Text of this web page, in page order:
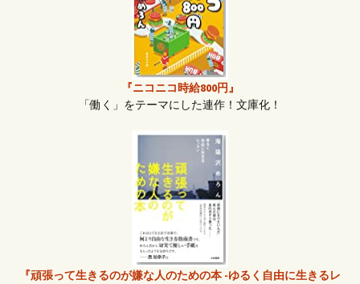
『ニコニコ時給800円』
「働く」をテーマにした連作！文庫化！
『頑張って生きるのが嫌な人のための本 -ゆるく自由に生きるレ